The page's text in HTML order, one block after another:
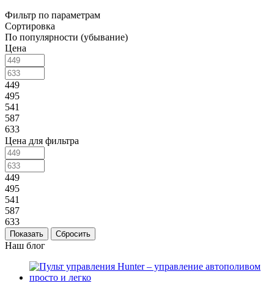
Фильтр по параметрам
Сортировка
По популярности (убывание)
Цена
449
495
541
587
633
Цена для фильтра
449
495
541
587
633
Сбросить
Наш блог